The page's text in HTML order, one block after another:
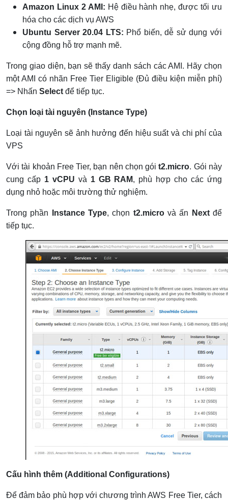
Amazon Linux 2 AMI: Hệ điều hành nhẹ, được tối ưu
hóa cho các dịch vụ AWS
Ubuntu Server 20.04 LTS: Phổ biến, dễ sử dụng với
cộng đồng hỗ trợ mạnh mẽ.
Trong giao diện, bạn sẽ thấy danh sách các AMI. Hãy chọn
một AMI có nhãn Free Tier Eligible (Đủ điều kiện miễn phí)
=> Nhấn Select để tiếp tục.
Chọn loại tài nguyên (Instance Type)
Loại tài nguyên sẽ ảnh hưởng đến hiệu suất và chi phí của
VPS
Với tài khoản Free Tier, bạn nên chọn góit2.micro. Gói này
cung cấp 1 vCPU và 1 GB RAM, phù hợp cho các ứng
dụng nhỏ hoặc môi trường thử nghiệm.
Trong phần Instance Type, chọn t2.microvà ấn Nextđể
tiếp tục.
Cấu hình thêm (Additional Configurations)
Để đảm bảo phù hợp với chương trình AWS Free Tier, cách